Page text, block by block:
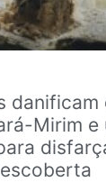
danificam
Mirim e